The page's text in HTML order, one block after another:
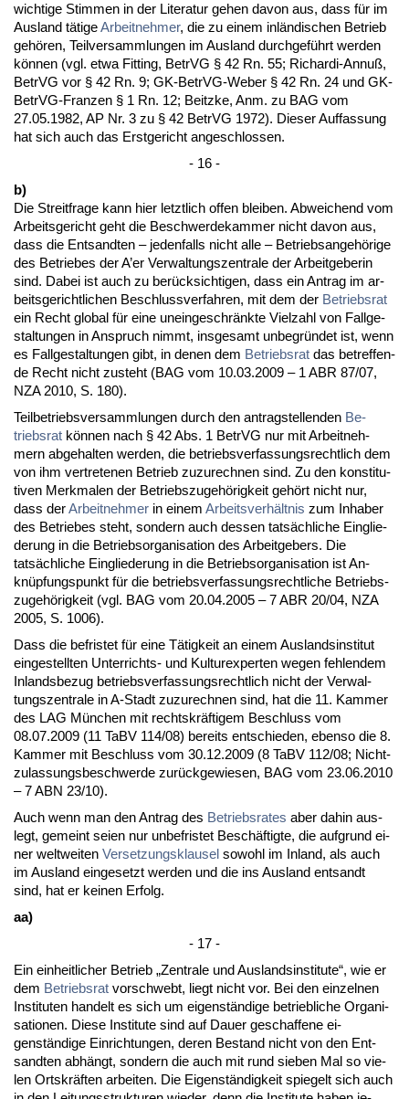
wich­ti­ge Stim­men in der Li­te­ra­tur ge­hen da­von aus, dass für im
Aus­land täti­geAr­beit­neh­mer, die zu ei­nem inländi­schen Be­trieb
gehören, Teil­ver­samm­lun­gen im Aus­land durch­geführt wer­den
können (vgl. et­wa Fit­ting, Be­trVG § 42 Rn. 55; Ri­char­di-An­nuß,
Be­trVG vor § 42 Rn. 9; GK-Be­trVG-We­ber § 42 Rn. 24 und GK-
Be­trVG-Fran­zen § 1 Rn. 12; Beitz­ke, Anm. zu BAG vom
27.05.1982, AP Nr. 3 zu § 42 Be­trVG 1972). Die­ser Auf­fas­sung
hat sich auch das Erst­ge­richt an­ge­schlos­sen.
- 16 -
b)
Die Streit­fra­ge kann hier letzt­lich of­fen blei­ben. Ab­wei­chend vom
Ar­beits­ge­richt geht die Be­schwer­de­kam­mer nicht da­von aus,
dass die Ent­sand­ten – je­den­falls nicht al­le – Be­triebs­an­gehöri­ge
des Be­trie­bes der A’er Ver­wal­tungs­zen­tra­le der Ar­beit­ge­be­rin
sind. Da­bei ist auch zu berück­sich­ti­gen, dass ein An­trag im ar­
beits­ge­richt­li­chen Be­schluss­ver­fah­ren, mit dem der Be­triebs­rat
ein Recht glo­bal für ei­ne un­ein­ge­schränk­te Viel­zahl von Fall­ge­
stal­tun­gen in An­spruch nimmt, ins­ge­samt un­be­gründet ist, wenn
es Fall­ge­stal­tun­gen gibt, in de­nen dem Be­triebs­rat das be­tref­fen­
de Recht nicht zu­steht (BAG vom 10.03.2009 – 1 ABR 87/07,
NZA 2010, S. 180).
Teil­be­triebs­ver­samm­lun­gen durch den an­trag­stel­len­den Be­
triebs­rat können nach § 42 Abs. 1 Be­trVG nur mit Ar­beit­neh­
mern ab­ge­hal­ten wer­den, die be­triebs­ver­fas­sungs­recht­lich dem
von ihm ver­tre­te­nen Be­trieb zu­zu­rech­nen sind. Zu den kon­sti­tu­
ti­ven Merk­ma­len der Be­triebs­zu­gehörig­keit gehört nicht nur,
dass derAr­beit­neh­mer in ei­nem Ar­beits­verhält­nis zum In­ha­ber
des Be­trie­bes steht, son­dern auch des­sen tatsächli­che Ein­glie­
de­rung in die Be­triebs­or­ga­ni­sa­ti­on des Ar­beit­ge­bers. Die
tatsächli­che Ein­glie­de­rung in die Be­triebs­or­ga­ni­sa­ti­on ist An­
knüpfungs­punkt für die be­triebs­ver­fas­sungs­recht­li­che Be­triebs­
zu­gehörig­keit (vgl. BAG vom 20.04.2005 – 7 ABR 20/04, NZA
2005, S. 1006).
Dass die be­fris­tet für ei­ne Tätig­keit an ei­nem Aus­lands­in­sti­tut
ein­ge­stell­ten Un­ter­richts- und Kul­tur­ex­per­ten we­gen feh­len­dem
In­lands­be­zug be­triebs­ver­fas­sungs­recht­lich nicht der Ver­wal­
tungs­zen­tra­le in A-Stadt zu­zu­rech­nen sind, hat die 11. Kam­mer
des LAG München mit rechts­kräfti­gem Be­schluss vom
08.07.2009 (11 TaBV 114/08) be­reits ent­schie­den, eben­so die 8.
Kam­mer mit Be­schluss vom 30.12.2009 (8 TaBV 112/08; Nicht­
zu­las­sungs­be­schwer­de zurück­ge­wie­sen, BAG vom 23.06.2010
– 7 ABN 23/10).
Auch wenn man den An­trag des Be­triebs­ra­tes aber da­hin aus­
legt, ge­meint sei­en nur un­be­fris­tet Beschäftig­te, die auf­grund ei­
ner welt­wei­ten Ver­set­zungs­klau­sel so­wohl im In­land, als auch
im Aus­land ein­ge­setzt wer­den und die ins Aus­land ent­sandt
sind, hat er kei­nen Er­folg.
aa)
- 17 -
Ein ein­heit­li­cher Be­trieb „Zen­tra­le und Aus­lands­in­sti­tu­te“, wie er
dem Be­triebs­rat vor­schwebt, liegt nicht vor. Bei den ein­zel­nen
In­sti­tu­ten han­delt es sich um ei­genständi­ge be­trieb­li­che Or­ga­ni­
sa­tio­nen. Die­se In­sti­tu­te sind auf Dau­er ge­schaf­fe­ne ei­
genständi­ge Ein­rich­tun­gen, de­ren Be­stand nicht von den Ent­
sand­ten abhängt, son­dern die auch mit rund sie­ben Mal so vie­
len Orts­kräften ar­bei­ten. Die Ei­genständig­keit spie­gelt sich auch